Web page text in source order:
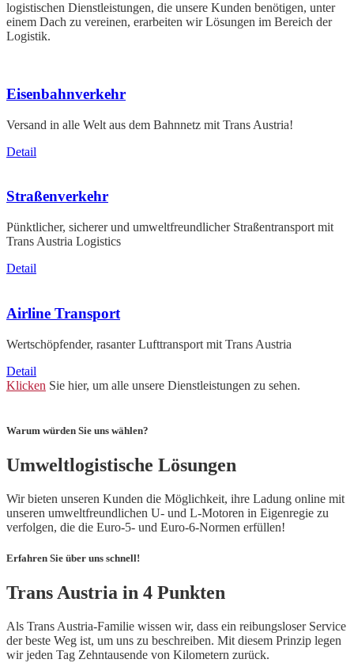
logistischen Dienstleistungen, die unsere Kunden benötigen, unter
einem Dach zu vereinen, erarbeiten wir Lösungen im Bereich der
Logistik.
Eisenbahnverkehr
Versand in alle Welt aus dem Bahnnetz mit Trans Austria!
Detail
Straßenverkehr
Pünktlicher, sicherer und umweltfreundlicher Straßentransport mit
Trans Austria Logistics
Detail
Airline Transport
Wertschöpfender, rasanter Lufttransport mit Trans Austria
Detail
Klicken Sie hier, um alle unsere Dienstleistungen zu sehen.
Warum würden Sie uns wählen?
Umweltlogistische Lösungen
Wir bieten unseren Kunden die Möglichkeit, ihre Ladung online mit
unseren umweltfreundlichen U- und L-Motoren in Eigenregie zu
verfolgen, die die Euro-5- und Euro-6-Normen erfüllen!
Erfahren Sie über uns schnell!
Trans Austria in 4 Punkten
Als Trans Austria-Familie wissen wir, dass ein reibungsloser Service
der beste Weg ist, um uns zu beschreiben. Mit diesem Prinzip legen
wir jeden Tag Zehntausende von Kilometern zurück.